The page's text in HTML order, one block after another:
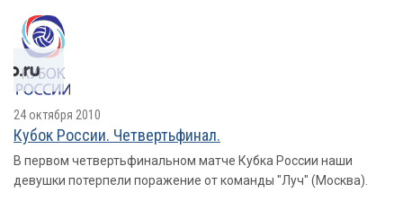
24 октября 2010
Кубок России. Четвертьфинал.
В первом четвертьфинальном матче Кубка России наши
девушки потерпели поражение от команды "Луч" (Москва).